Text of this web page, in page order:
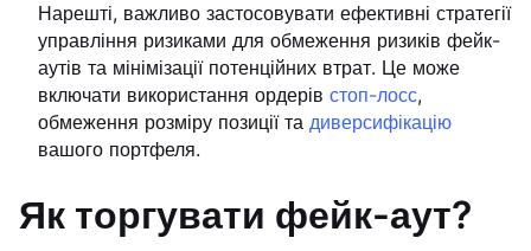
Нарешті, важливо застосовувати ефективні стратегії
управління ризиками для обмеження ризиків фейк-
аутів та мінімізації потенційних втрат. Це може
включати використання ордерів стоп-лосс,
обмеження розміру позиції та диверсифікацію
вашого портфеля.
Як торгувати фейк-аут?